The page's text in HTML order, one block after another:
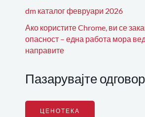
dm каталог февруари 2026
Ако користите Chrome, ви се
опасност – една работа мора
направите
Пазарувајте
ЦЕНОТЕКА